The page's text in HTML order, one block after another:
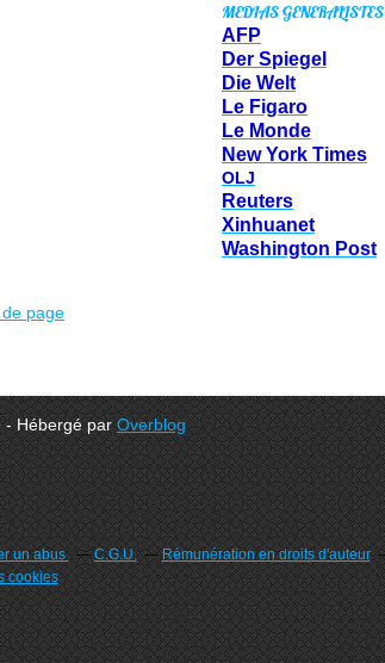
MEDIAS GENERALISTES
AFP
Der Spiegel
Die Welt
Le Figaro
Le Monde
New York Times
OLJ
Reuters
Xinhuanet
Washington Post
page
- Hébergé parOverblog
un abus C.G.U. Rémunération en droits d'auteur
cookies